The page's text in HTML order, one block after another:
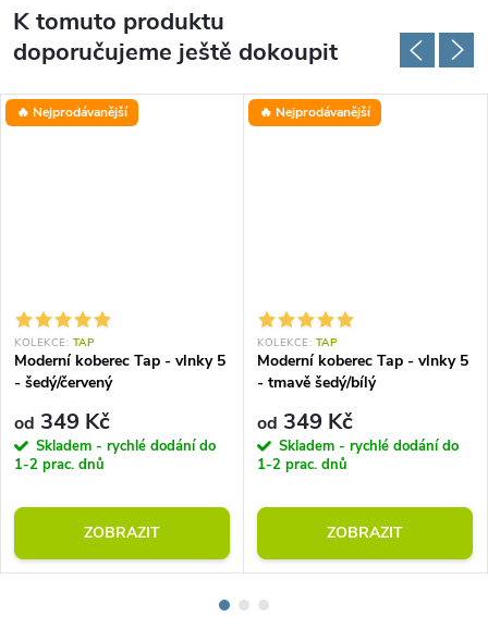
K tomuto produktu
doporučujeme ještě dokoupit
🔥 Nejprodávanější
KOLEKCE: TAP
Moderní koberec Tap - vlnky 5
- šedý/červený
od 349 Kč
Skladem - rychlé dodání do
1-2 prac. dnů
ZOBRAZIT
🔥 Nejprodávanější
KOLEKCE: TAP
Moderní koberec Tap - vlnky 5
- tmavě šedý/bílý
od 349 Kč
Skladem - rychlé dodání do
1-2 prac. dnů
ZOBRAZIT